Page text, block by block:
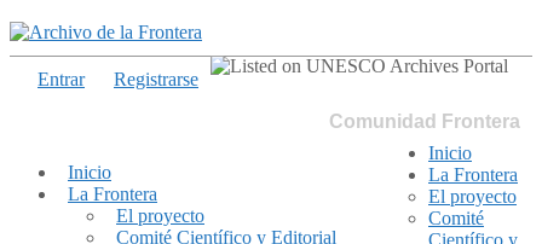
Comunidad Frontera
Inicio
La Frontera
El proyecto
Comité Científico y Editorial
Entrar Registrarse
Inicio
La Frontera
El proyecto
Comité
Científico y